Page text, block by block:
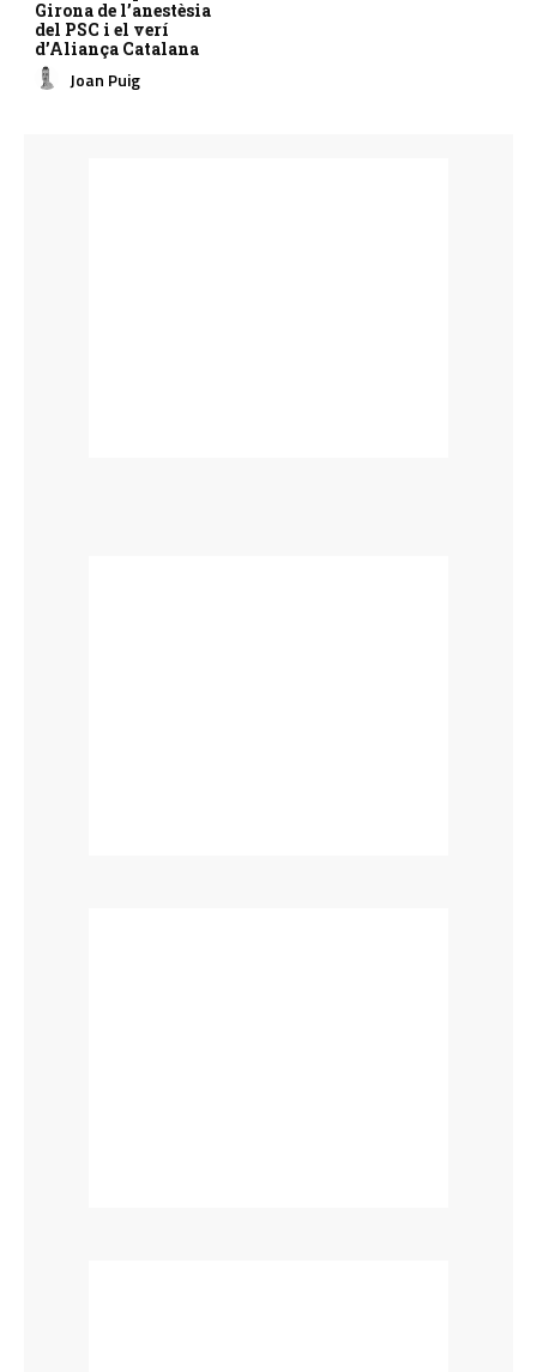
Girona de l’anestèsia
del PSC i el verí
d’Aliança Catalana
Joan Puig